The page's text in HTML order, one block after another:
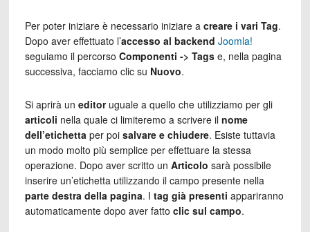
Per poter iniziare è necessario iniziare a creare i vari Tag.
Dopo aver effettuato l’accesso al backend Joomla!
seguiamo il percorso Componenti -> Tagse, nella pagina
successiva, facciamo clic su Nuovo.
Si aprirà un editoruguale a quello che utilizziamo per gli
articoli nella quale ci limiteremo a scrivere il nome
dell’etichetta per poi salvare e chiudere. Esiste tuttavia
un modo molto più semplice per effettuare la stessa
operazione. Dopo aver scritto un Articolo sarà possibile
inserire un’etichetta utilizzando il campo presente nella
parte destra della pagina. I tag già presenti appariranno
automaticamente dopo aver fatto clic sul campo.